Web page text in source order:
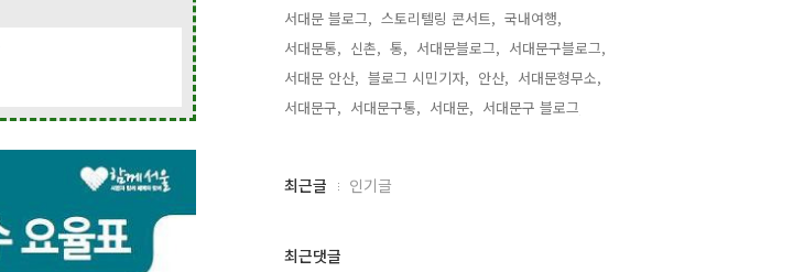
서대문 블로그, 스토리텔링 콘서트, 국내여행,
서대문통, 신촌, 통, 서대문블로그, 서대문구블로그,
서대문 안산, 블로그 시민기자, 안산, 서대문형무소,
서대문구, 서대문구통, 서대문, 서대문구 블로그,
최
과
최근글 인기글
최근댓글